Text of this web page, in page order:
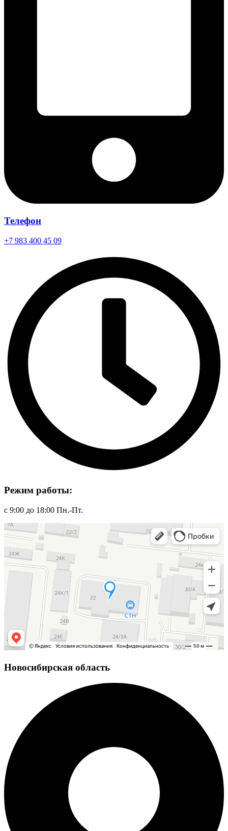
Телефон
+7 983 400 45 09
Режим работы:
с 9:00 до 18:00 Пн.-Пт.
Новосибирская область